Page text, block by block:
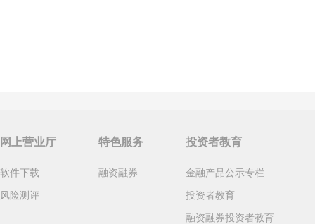
网上营业厅
软件下载
风险测评
特色服务
融资融券
投资者教育
金融产品公示专栏
投资者教育
融资融券投资者教育